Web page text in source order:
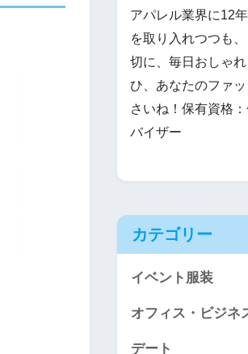
アパレル業界に12
を取り入れつつも
切に、毎日おしゃ
ひ、あなたのファ
さいね！保有資格
バイザー
カテゴリー
イベント服装
オフィス・ビジネ
デート